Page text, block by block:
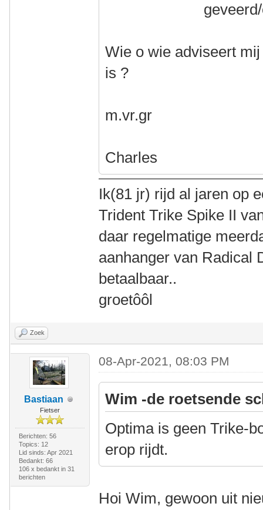
geveerd/
Wie o wie adviseert
is ?
m.vr.gr
Charles
Ik(81 jr) rijd al jaren op
Trident Trike Spike II
daar regelmatige
aanhanger van Radical
betaalbaar..
groetôôl
Zoek
Bastiaan
Fietser
Berichten: 56
Topics: 12
Lid sinds: Apr 2021
Bedankt: 66
106 x bedankt in 31
berichten
08-Apr-2021, 08:03 PM
Wim -de roetsende
Optima is geen Trike-
erop rijdt.
Hoi Wim, gewoon uit